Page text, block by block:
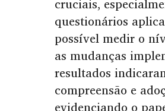
questionários
possível medir o
as mudanças
resultados
compreensão e
evidenciando o